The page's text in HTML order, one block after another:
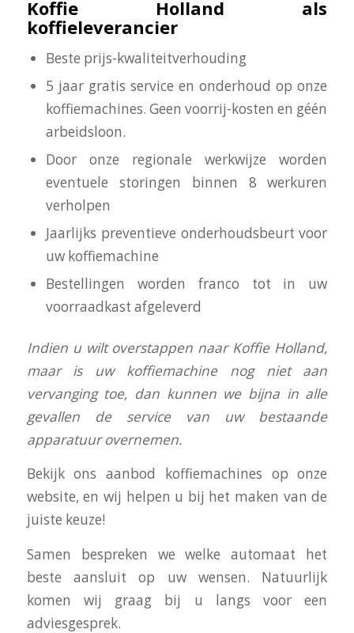
Koffie Holland als
koffieleverancier
Beste prijs-kwaliteitverhouding
5 jaar gratis service en onderhoud op onze
koffiemachines. Geen voorrij-kosten en géén
arbeidsloon.
Door onze regionale werkwijze worden
eventuele storingen binnen 8 werkuren
verholpen
Jaarlijks preventieve onderhoudsbeurt voor
uw koffiemachine
Bestellingen worden franco tot in uw
voorraadkast afgeleverd
Indien u wilt overstappen naar Koffie Holland,
maar is uw koffiemachine nog niet aan
vervanging toe, dan kunnen we bijna in alle
gevallen de service van uw bestaande
apparatuur overnemen.
Bekijk ons aanbod koffiemachines op onze
website, en wij helpen u bij het maken van de
juiste keuze!
Samen bespreken we welke automaat het
beste aansluit op uw wensen. Natuurlijk
komen wij graag bij u langs voor een
adviesgesprek.